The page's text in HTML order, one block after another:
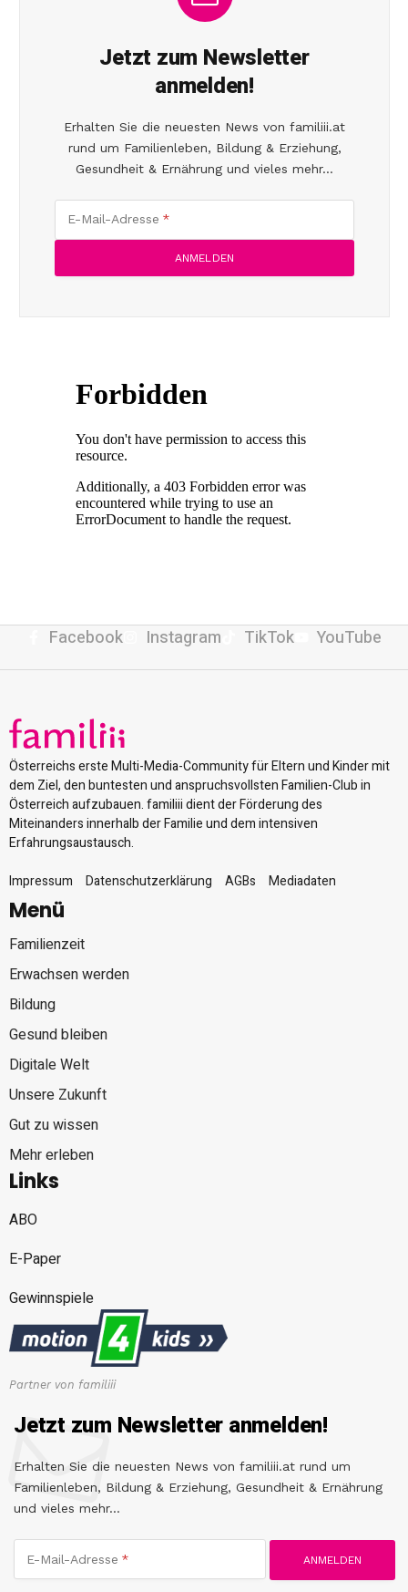
Jetzt zum Newsletter
anmelden!
Erhalten Sie die neuesten News von familiii.at
rund um Familienleben, Bildung & Erziehung,
Gesundheit & Ernährung und vieles mehr...
E-Mail-Adresse
Facebook Instagram TikTok YouTube
Österreichs erste Multi-Media-Community für Eltern und Kinder mit
dem Ziel, den buntesten und anspruchsvollsten Familien-Club in
Österreich aufzubauen. familiii dient der Förderung des
Miteinanders innerhalb der Familie und dem intensiven
Erfahrungsaustausch.
Impressum
Datenschutzerklärung AGBs Mediadaten
Menü
Familienzeit
Erwachsen werden
Bildung
Gesund bleiben
Digitale Welt
Unsere Zukunft
Gut zu wissen
Mehr erleben
Links
ABO
E-Paper
Gewinnspiele
Partner von familiii
Jetzt zum Newsletter anmelden!
Erhalten Sie die neuesten News von familiii.at rund um
Familienleben, Bildung & Erziehung, Gesundheit & Ernährung
und vieles mehr...
E-Mail-Adresse